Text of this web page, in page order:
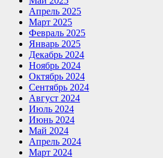
Апрель 2025
Март 2025
Февраль 2025
Январь 2025
Декабрь 2024
Ноябрь 2024
Октябрь 2024
Сентябрь 2024
Август 2024
Июль 2024
Июнь 2024
Май 2024
Апрель 2024
Март 2024